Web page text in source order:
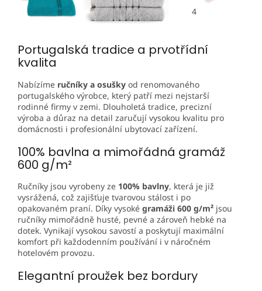
4
Portugalská tradice a prvotřídní
kvalita
Nabízíme ručníky a osušky od renomovaného
portugalského výrobce, který patří mezi nejstarší
rodinné firmy v zemi. Dlouholetá tradice, precizní
výroba a důraz na detail zaručují vysokou kvalitu pro
domácnosti i profesionální ubytovací zařízení.
100% bavlna a mimořádná gramáž
600 g/m²
Ručníky jsou vyrobeny ze 100% bavlny, která je již
vysrážená, což zajišťuje tvarovou stálost i po
opakovaném praní. Díky vysoké gramáži 600 g/m² jsou
ručníky mimořádně husté, pevné a zároveň hebké na
dotek. Vynikají vysokou savostí a poskytují maximální
komfort při každodenním používání i v náročném
hotelovém provozu.
Elegantní proužek bez bordury